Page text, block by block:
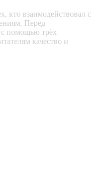
кто взаимодействовал с
Перед
помощью трёх
качество и